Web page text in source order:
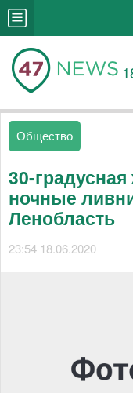
Общество
30-
ночные
Ленобласть
23:54 18.06.2020